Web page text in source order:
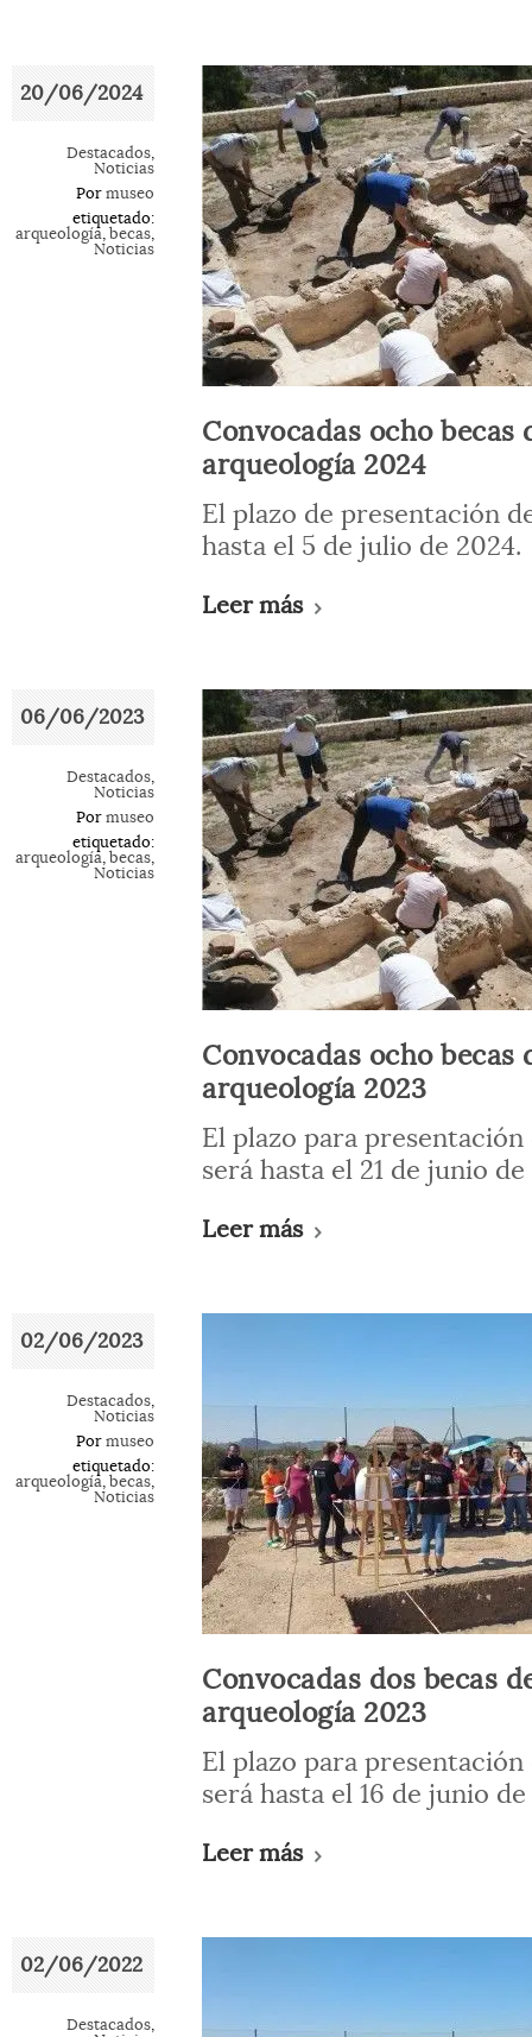
20/06/2024
Destacados,
Noticias
Por museo
etiquetado:
arqueología, becas,
Noticias
Convocadas ocho becas
arqueología 2024
El plazo de presentación
hasta el 5 de julio de 2024.
Leer más
06/06/2023
Destacados,
Noticias
Por museo
etiquetado:
arqueología, becas,
Noticias
Convocadas ocho becas
arqueología 2023
El plazo para
será hasta el 21 de junio de
Leer más
02/06/2023
Destacados,
Noticias
Por museo
etiquetado:
arqueología, becas,
Noticias
Convocadas dos becas
arqueología 2023
El plazo para
será hasta el 16 de junio
Leer más
02/06/2022
Destacados,